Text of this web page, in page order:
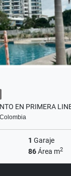
EN PRIMERA
1 Garaje
86Área m2